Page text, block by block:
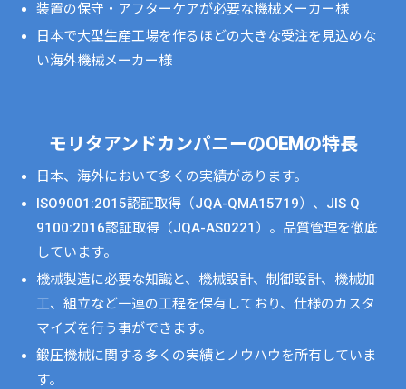
装置の保守・アフターケアが必要な機械メーカー様
日本で大型生産工場を作るほどの大きな受注を見込めな
い海外機械メーカー様
モリタアンドカンパニーのOEMの特長
日本、海外において多くの実績があります。
ISO9001:2015認証取得（JQA-QMA15719）、JIS Q
9100:2016認証取得（JQA-AS0221）。品質管理を徹底
しています。
機械製造に必要な知識と、機械設計、制御設計、機械加
工、組立など一連の工程を保有しており、仕様のカスタ
マイズを行う事ができます。
鍛圧機械に関する多くの実績とノウハウを所有していま
す。